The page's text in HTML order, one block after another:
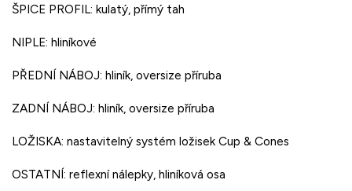
ŠPICE PROFIL: kulatý, přímý tah
NIPLE: hliníkové
PŘEDNÍ NÁBOJ: hliník, oversize příruba
ZADNÍ NÁBOJ: hliník, oversize příruba
LOŽISKA: nastavitelný systém ložisek Cup & Cones
OSTATNÍ: reflexní nálepky, hliníková osa